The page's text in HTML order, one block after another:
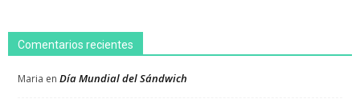
Comentarios recientes
Maria en Día Mundial del Sándwich